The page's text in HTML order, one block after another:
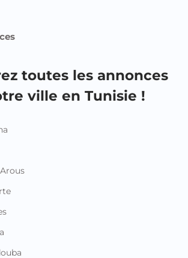
toutes les annonces
ville en Tunisie !